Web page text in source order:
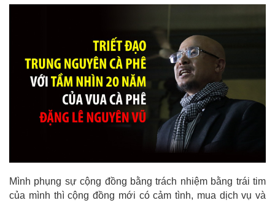
Mình phụng sự cộng đồng bằng trách nhiệm bằng trái tim
của mình thì cộng đồng mới có cảm tình, mua dịch vụ và